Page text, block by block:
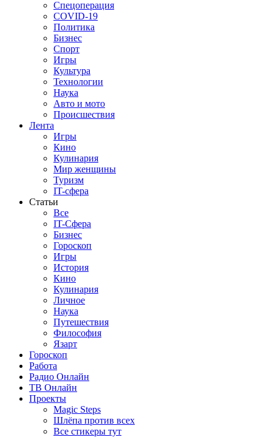
Спецоперация
COVID-19
Политика
Бизнес
Спорт
Игры
Культура
Технологии
Наука
Авто и мото
Происшествия
Лента
Игры
Кино
Кулинария
Мир женщины
Туризм
IT-сфера
Статьи
Все
IT-Сфера
Бизнес
Гороскоп
Игры
История
Кино
Кулинария
Личное
Наука
Путешествия
Философия
Язарт
Гороскоп
Работа
Радио Онлайн
ТВ Онлайн
Проекты
Magic Steps
Шлёпа против всех
Все стикеры тут